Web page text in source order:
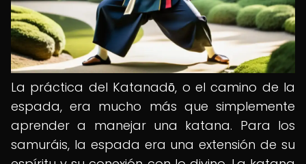
La práctica del Katanadō, o el camino de la
espada, era mucho más que simplemente
aprender a manejar una katana. Para los
samuráis, la espada era una extensión de su